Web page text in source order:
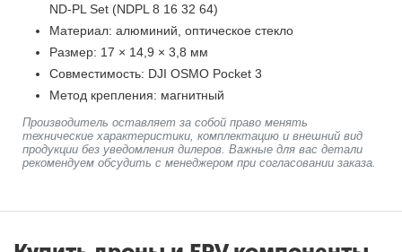
ND-PL Set (NDPL 8 16 32 64)
Материал: алюминий, оптическое стекло
Размер: 17 × 14,9 × 3,8 мм
Совместимость: DJI OSMO Pocket 3
Метод крепления: магнитный
Производитель оставляет за собой право менять
технические характеристики, комплектацию и внешний вид
продукции без уведомления дилеров. Важные для вас детали
рекомендуем обсудить с менеджером при согласовании заказа.